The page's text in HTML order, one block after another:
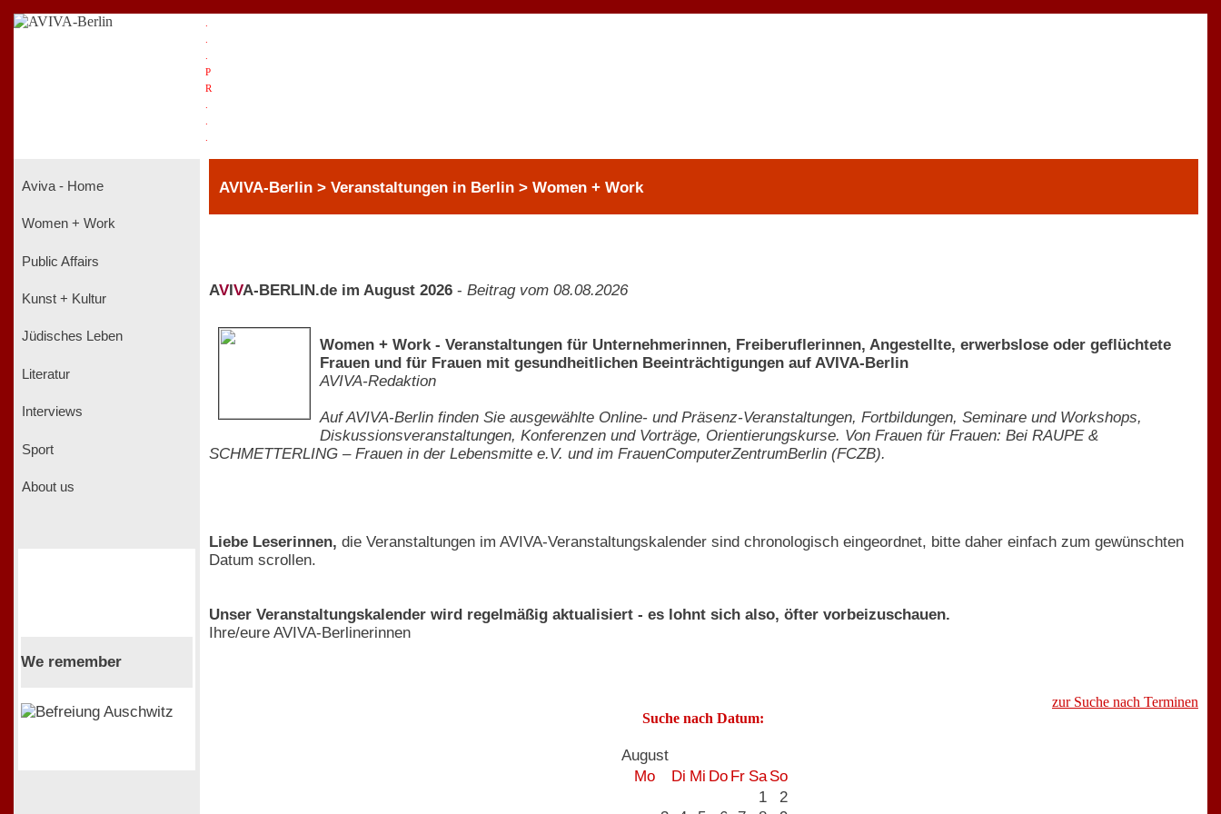
P
R
Aviva - Home
Women + Work
Public Affairs
Kunst + Kultur
Jüdisches Leben
Literatur
Interviews
Sport
About us
We remember
AVIVA-Berlin > Veranstaltungen in Berlin > Women + Work
AV VA-BERLIN.de im August 2026 - Beitrag vom 08.08.2026
Women + Work - Veranstaltungen für Unternehmerinnen, Freiberuflerinnen, Angestellte, erwerbslose oder geflüchtete
Frauen und für Frauen mit gesundheitlichen Beeinträchtigungen auf AVIVA-Berlin
AVIVA-Redaktion
Auf AVIVA-Berlin finden Sie ausgewählte Online- und Präsenz-Veranstaltungen, Fortbildungen, Seminare und Workshops,
Diskussionsveranstaltungen, Konferenzen und Vorträge, Orientierungskurse. Von Frauen für Frauen: Bei RAUPE &
SCHMETTERLING – Frauen in der Lebensmitte e.V. und im FrauenComputerZentrumBerlin (FCZB).
Liebe Leserinnen, die Veranstaltungen im AVIVA-Veranstaltungskalender sind chronologisch eingeordnet, bitte daher einfach zum gewünschten
Datum scrollen.
Unser Veranstaltungskalender wird regelmäßig aktualisiert - es lohnt sich also, öfter vorbeizuschauen.
Ihre/eure AVIVA-Berlinerinnen
zur Suche nach Terminen
Suche nach Datum:
August
Mo
Di Mi Do Fr Sa So
1
2